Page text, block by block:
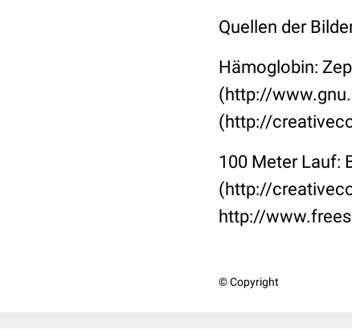
Quellen der
Hämoglobin:
(http://
(http://
100 Meter Lauf:
(http://
http://
© Copyright